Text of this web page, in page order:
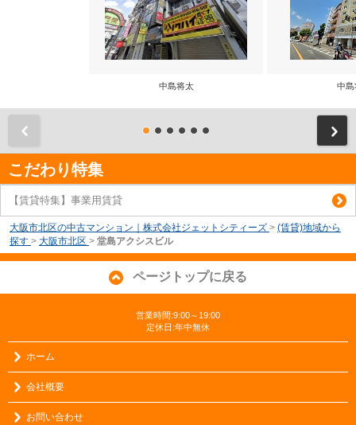
中島将太 中島
こだわり特集
【賃貸特集】事業用賃貸
大阪市北区の中古マンション｜株式会社ジェットシティーズ > (賃貸)地域から
探す > 大阪市北区 > 堂島アクシスビル
ページトップに戻る
営業時間:9:00～19:00
定休日:年中無休
ホーム
会社概要
お問い合わせ